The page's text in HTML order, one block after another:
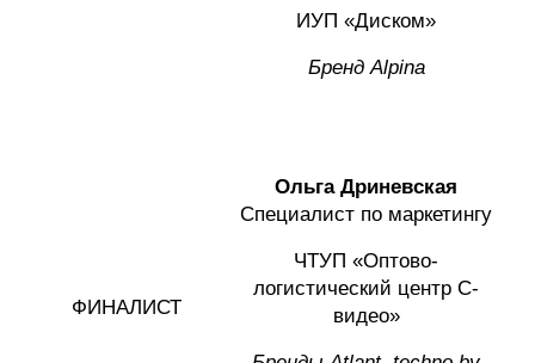
ИУП «Диском»
БрендAlpina
ФИНАЛИСТ
Ольга Дриневская
Специалист по маркетингу
ЧТУП «Оптово-
логистический центр С-
видео»